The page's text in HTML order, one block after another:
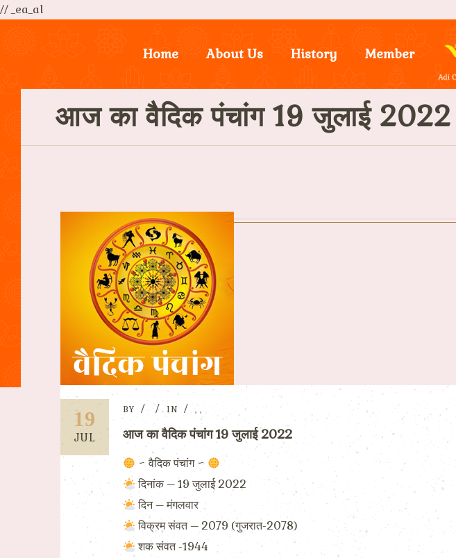
// _ea_al
Home About Us History Member
आज का वैदिक पंचांग 19 जुलाई 2022
19
JUL
BY IN , ,
आज का वैदिक पंचांग 19 जुलाई 2022
~ वैदिक पंचांग ~
दिनांक – 19 जुलाई 2022
दिन – मंगलवार
विक्रम संवत – 2079 (गुजरात-2078)
शक संवत -1944